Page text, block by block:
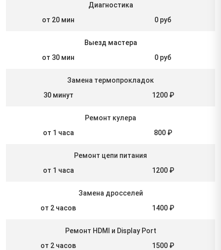
Диагностика
от 20 мин
0 руб
Выезд мастера
от 30 мин
0 руб
Замена термопрокладок
30 минут
1200 ₽
Ремонт кулера
от 1 часа
800 ₽
Ремонт цепи питания
от 1 часа
1200 ₽
Замена дросселей
от 2 часов
1400 ₽
Ремонт HDMI и Display Port
от 2 часов
1500 ₽